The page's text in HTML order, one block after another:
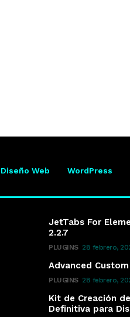
Diseño Web WordPress
JetTabs For
2.2.7
PLUGINS 28 febrero,
Advanced Custom
PLUGINS 28 febrero,
Kit de Creación
Definitiva para